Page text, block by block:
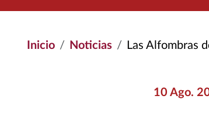
Inicio Noticias Las Alfombras
10 Ago.